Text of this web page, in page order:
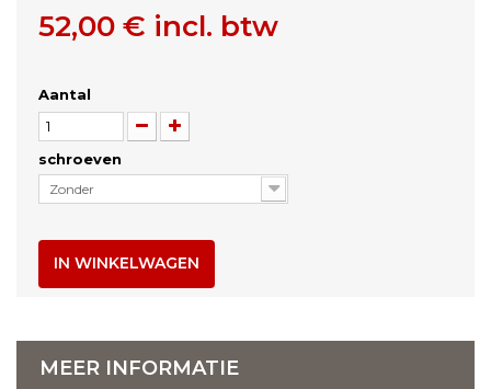
52,00 € incl. btw
Aantal
schroeven
Zonder
IN WINKELWAGEN
MEER INFORMATIE